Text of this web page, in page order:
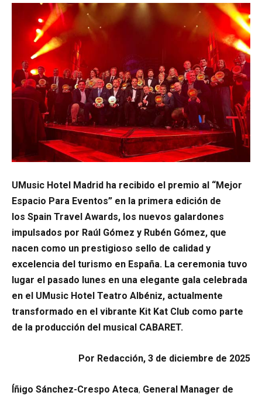
UMusic Hotel Madrid ha recibido el premio al “Mejor
Espacio Para Eventos” en la primera edición de
los Spain Travel Awards, los nuevos galardones
impulsados por Raúl Gómez y Rubén Gómez, que
nacen como un prestigioso sello de calidad y
excelencia del turismo en España. La ceremonia tuvo
lugar el pasado lunes en una elegante gala celebrada
en el UMusic Hotel Teatro Albéniz, actualmente
transformado en el vibrante Kit Kat Club como parte
de la producción del musical CABARET.
Por Redacción, 3 de diciembre de 2025
Íñigo Sánchez-Crespo Ateca, General Manager de